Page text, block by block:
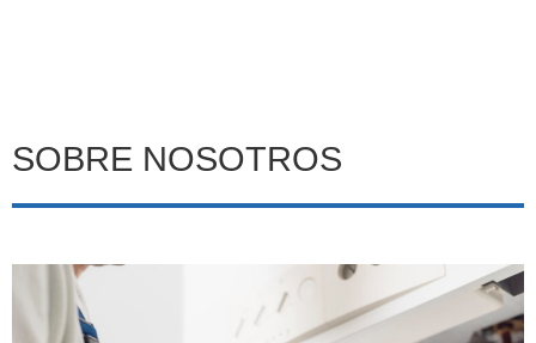
SOBRE NOSOTROS